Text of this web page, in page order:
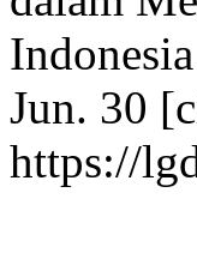
Jun. 30
https://